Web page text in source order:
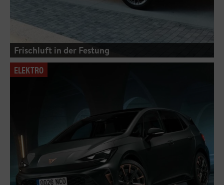
Frischluft in der Festung
ELEKTRO